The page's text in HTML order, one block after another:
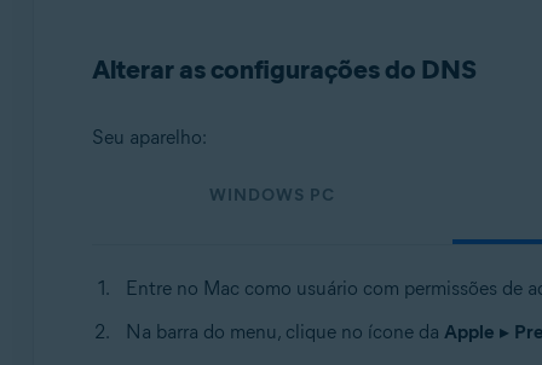
Alterar as configurações do DNS
Seu aparelho:
WINDOWS PC
Entre no Mac como usuário com permissões de
Na barra do menu, clique no ícone da Apple ▸